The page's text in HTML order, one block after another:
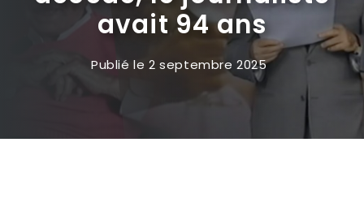
avait 94 ans
Publié le 2 septembre 2025